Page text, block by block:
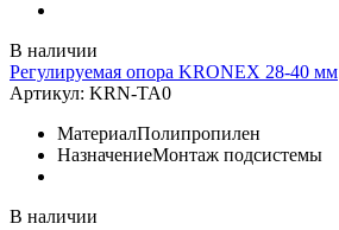
В наличии
Регулируемая опора KRONEX 28-40 мм
Артикул: KRN-TA0
МатериалПолипропилен
НазначениеМонтаж подсистемы
В наличии